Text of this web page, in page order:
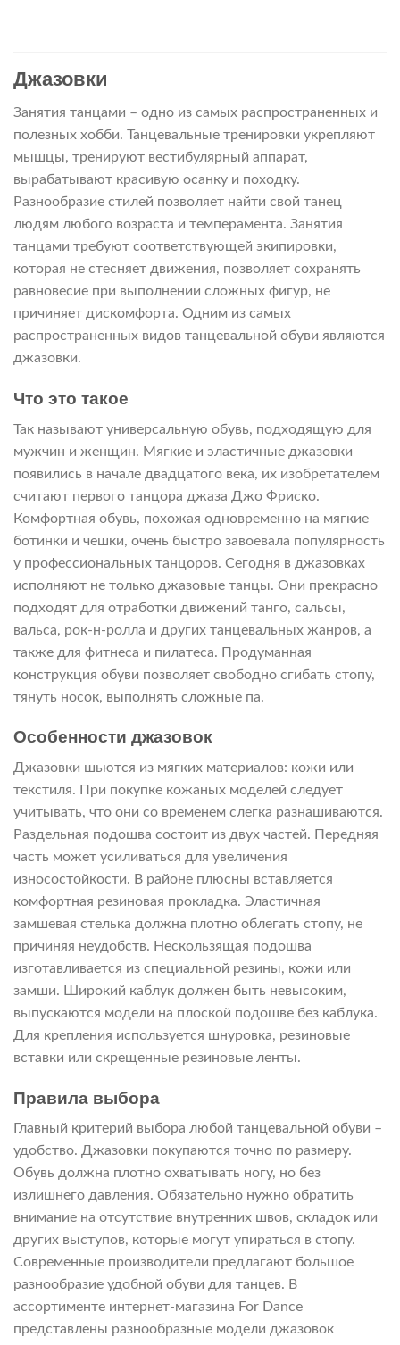
Джазовки
Занятия танцами – одно из самых распространенных и
полезных хобби. Танцевальные тренировки укрепляют
мышцы, тренируют вестибулярный аппарат,
вырабатывают красивую осанку и походку.
Разнообразие стилей позволяет найти свой танец
людям любого возраста и темперамента. Занятия
танцами требуют соответствующей экипировки,
которая не стесняет движения, позволяет сохранять
равновесие при выполнении сложных фигур, не
причиняет дискомфорта. Одним из самых
распространенных видов танцевальной обуви являются
джазовки.
Что это такое
Так называют универсальную обувь, подходящую для
мужчин и женщин. Мягкие и эластичные джазовки
появились в начале двадцатого века, их изобретателем
считают первого танцора джаза Джо Фриско.
Комфортная обувь, похожая одновременно на мягкие
ботинки и чешки, очень быстро завоевала популярность
у профессиональных танцоров. Сегодня в джазовках
исполняют не только джазовые танцы. Они прекрасно
подходят для отработки движений танго, сальсы,
вальса, рок-н-ролла и других танцевальных жанров, а
также для фитнеса и пилатеса. Продуманная
конструкция обуви позволяет свободно сгибать стопу,
тянуть носок, выполнять сложные па.
Особенности джазовок
Джазовки шьются из мягких материалов: кожи или
текстиля. При покупке кожаных моделей следует
учитывать, что они со временем слегка разнашиваются.
Раздельная подошва состоит из двух частей. Передняя
часть может усиливаться для увеличения
износостойкости. В районе плюсны вставляется
комфортная резиновая прокладка. Эластичная
замшевая стелька должна плотно облегать стопу, не
причиняя неудобств. Нескользящая подошва
изготавливается из специальной резины, кожи или
замши. Широкий каблук должен быть невысоким,
выпускаются модели на плоской подошве без каблука.
Для крепления используется шнуровка, резиновые
вставки или скрещенные резиновые ленты.
Правила выбора
Главный критерий выбора любой танцевальной обуви –
удобство. Джазовки покупаются точно по размеру.
Обувь должна плотно охватывать ногу, но без
излишнего давления. Обязательно нужно обратить
внимание на отсутствие внутренних швов, складок или
других выступов, которые могут упираться в стопу.
Современные производители предлагают большое
разнообразие удобной обуви для танцев. В
ассортименте интернет-магазина For Dance
представлены разнообразные модели джазовок